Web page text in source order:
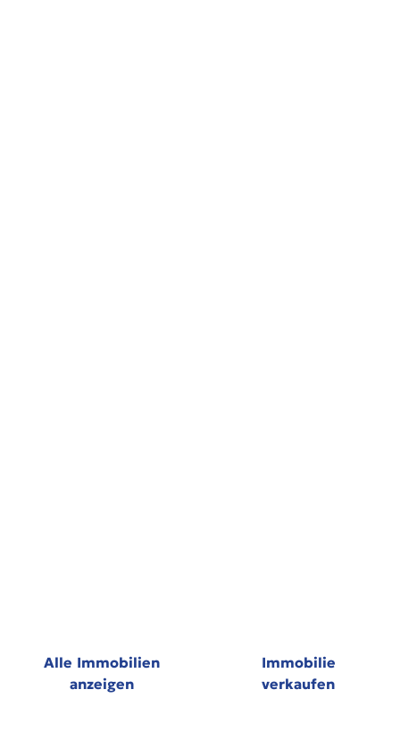
Alle Immobilien
anzeigen
Immobilie
verkaufen